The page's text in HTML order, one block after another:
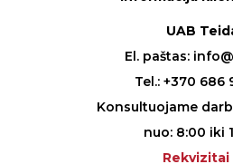
UAB
El. paštas:
Tel.: +370 686
Konsultuojame
nuo: 8:00 iki
Rekvizitai